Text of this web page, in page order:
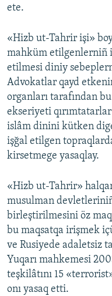
ete.
«Hizb ut-Tahrir işi»
mahküm etilgenlerniñ
etilmesi diniy
Advokatlar qayd
organları tarafından
ekseriyeti
islâm dinini kütken
işğal etilgen
kirsetmege yasaqlay.
«Hizb ut-Tahrir»
musulman
birleştirilmesini öz
bu maqsatqa irişmek
ve Rusiyede adaletsiz
Yuqarı mahkemesi
teşkilâtını 15
onı yasaq etti.